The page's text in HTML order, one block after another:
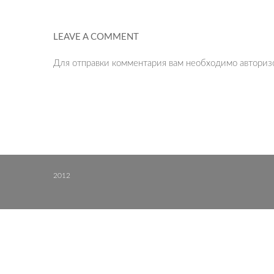
LEAVE A COMMENT
Для отправки комментария вам необходимо
2012